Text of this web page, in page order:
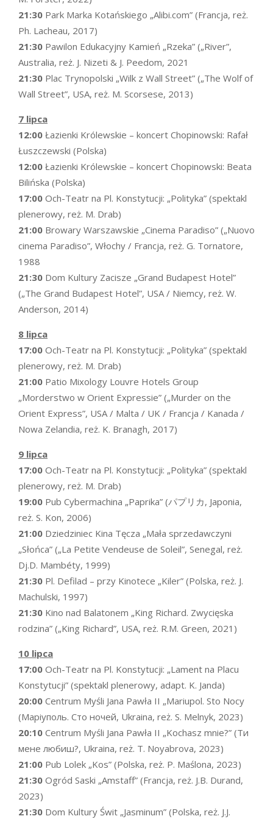
21:30 Park Marka Kotańskiego „Alibi.com” (Francja, reż.
Ph. Lacheau, 2017)
21:30 Pawilon Edukacyjny Kamień „Rzeka” („River”,
Australia, reż. J. Nizeti & J. Peedom, 2021
21:30 Plac Trynopolski „Wilk z Wall Street” („The Wolf of
Wall Street”, USA, reż. M. Scorsese, 2013)
7 lipca
12:00 Łazienki Królewskie – koncert Chopinowski: Rafał
Łuszczewski (Polska)
12:00 Łazienki Królewskie – koncert Chopinowski: Beata
Bilińska (Polska)
17:00 Och-Teatr na Pl. Konstytucji: „Polityka” (spektakl
plenerowy, reż. M. Drab)
21:00 Browary Warszawskie „Cinema Paradiso” („Nuovo
cinema Paradiso”, Włochy / Francja, reż. G. Tornatore,
1988
21:30 Dom Kultury Zacisze „Grand Budapest Hotel”
(„The Grand Budapest Hotel”, USA / Niemcy, reż. W.
Anderson, 2014)
8 lipca
17:00 Och-Teatr na Pl. Konstytucji: „Polityka” (spektakl
plenerowy, reż. M. Drab)
21:00 Patio Mixology Louvre Hotels Group
„Morderstwo w Orient Expressie” („Murder on the
Orient Express”, USA / Malta / UK / Francja / Kanada /
Nowa Zelandia, reż. K. Branagh, 2017)
9 lipca
17:00 Och-Teatr na Pl. Konstytucji: „Polityka” (spektakl
plenerowy, reż. M. Drab)
19:00 Pub Cybermachina „Paprika” (パプリカ, Japonia,
reż. S. Kon, 2006)
21:00 Dziedziniec Kina Tęcza „Mała sprzedawczyni
„Słońca” („La Petite Vendeuse de Soleil”, Senegal, reż.
Dj.D. Mambéty, 1999)
21:30 Pl. Defilad – przy Kinotece „Kiler” (Polska, reż. J.
Machulski, 1997)
21:30 Kino nad Balatonem „King Richard. Zwycięska
rodzina” („King Richard”, USA, reż. R.M. Green, 2021)
10 lipca
17:00 Och-Teatr na Pl. Konstytucji: „Lament na Placu
Konstytucji” (spektakl plenerowy, adapt. K. Janda)
20:00 Centrum Myśli Jana Pawła II „Mariupol. Sto Nocy
(Маріуполь. Сто ночей, Ukraina, reż. S. Melnyk, 2023)
20:10 Centrum Myśli Jana Pawła II „Kochasz mnie?” (Ти
мене любиш?, Ukraina, reż. T. Noyabrova, 2023)
21:00 Pub Lolek „Kos” (Polska, reż. P. Maślona, 2023)
21:30 Ogród Saski „Amstaff” (Francja, reż. J.B. Durand,
2023)
21:30 Dom Kultury Świt „Jasminum” (Polska, reż. J.J.